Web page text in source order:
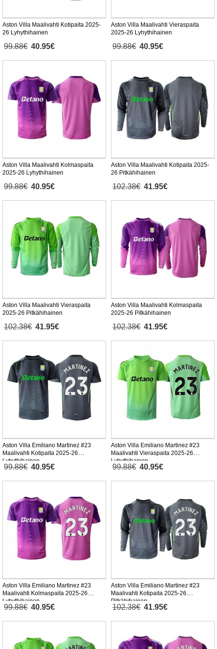
Aston Villa Maalivahti Kotipaita 2025-
26 Lyhythihainen
99.88€ 40.95€
Aston Villa Maalivahti Vieraspaita
2025-26 Lyhythihainen
99.88€ 40.95€
Aston Villa Maalivahti Kolmaspaita
2025-26 Lyhythihainen
99.88€ 40.95€
Aston Villa Maalivahti Kotipaita 2025-
26 Pitkähihainen
102.38€ 41.95€
Aston Villa Maalivahti Vieraspaita
2025-26 Pitkähihainen
102.38€ 41.95€
Aston Villa Maalivahti Kolmaspaita
2025-26 Pitkähihainen
102.38€ 41.95€
Aston Villa Emiliano Martinez #23
Maalivahti Kotipaita 2025-26
Lyhythihainen
99.88€ 40.95€
Aston Villa Emiliano Martinez #23
Maalivahti Vieraspaita 2025-26
Lyhythihainen
99.88€ 40.95€
Aston Villa Emiliano Martinez #23
Maalivahti Kolmaspaita 2025-26
Lyhythihainen
99.88€ 40.95€
Aston Villa Emiliano Martinez #23
Maalivahti Kotipaita 2025-26
Pitkähihainen
102.38€ 41.95€